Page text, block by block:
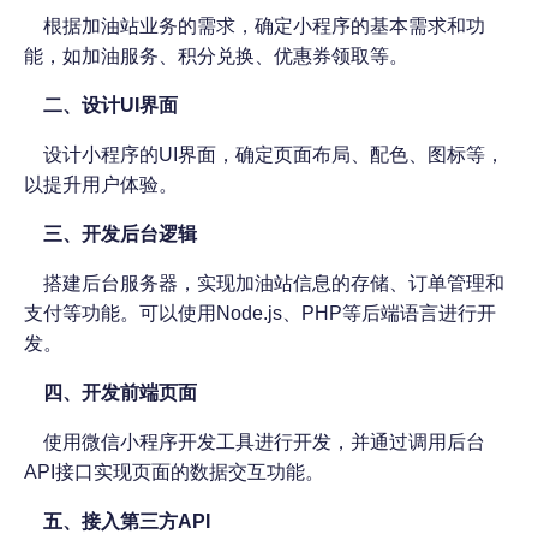
根据加油站业务的需求，确定小程序的基本需求和功
能，如加油服务、积分兑换、优惠券领取等。
二、设计UI界面
设计小程序的UI界面，确定页面布局、配色、图标等，
以提升用户体验。
三、开发后台逻辑
搭建后台服务器，实现加油站信息的存储、订单管理和
支付等功能。可以使用 Node.js、PHP等后端语言进行开
发。
四、开发前端页面
使用微信小程序开发工具进行开发，并通过调用后台
API接口实现页面的数据交互功能。
五、 接入第三方API